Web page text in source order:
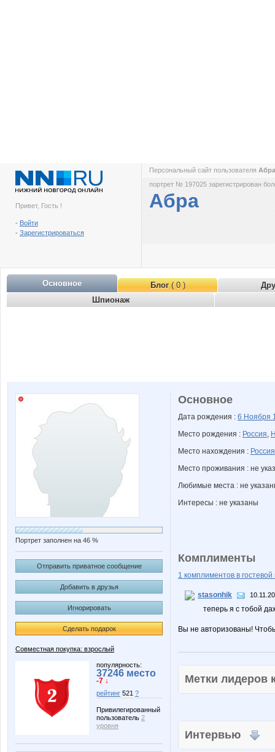
Привет, Гость !
- Войти
- Зарегистрироваться
Персональный сайт пользователя
портрет № 197025 зарегистрирован
Абра
Основное Блог( 0 )
Шпионаж
Портрет заполнен на 46 %
Отправить приватное сообщение
Добавить в друзья
Игнорировать
Сделать подарок
Совместная покупка: взрослый
популярность:
37246 место
-7 ↓
рейтинг 521 ?
Привилегированный
пользователь 2
уровня
Основное
Дата рождения : 6 Ноября
Место рождения : Россия,
Место нахождения : Россия
Место проживания : не
Любимые места : не
Интересы : не указаны
Комплименты
1 комплиментов в гостевой
stasonhik
теперь я с тобой
Вы не авторизованы!
Метки
Интервью